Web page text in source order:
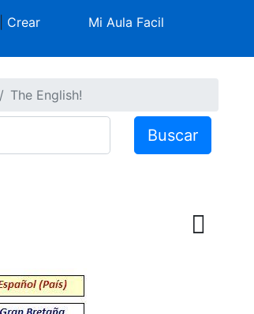
Crear
Mi Aula Facil
The English!
Buscar